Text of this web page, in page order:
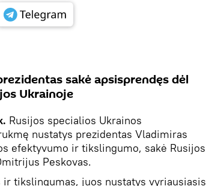
sakė apsisprendęs dėl
Ukrainoje
Rusijos specialios Ukrainos
nustatys prezidentas Vladimiras
efektyvumo ir tikslingumo, sakė Rusijos
Peskovas.
tikslingumas, juos nustatys vyriausiasis